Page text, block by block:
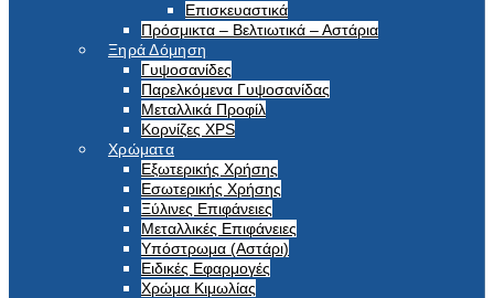
Επισκευαστικά
Πρόσμικτα – Βελτιωτικά – Αστάρια
Ξηρά Δόμηση
Γυψοσανίδες
Παρελκόμενα Γυψοσανίδας
Μεταλλικά Προφίλ
Κορνίζες XPS
Χρώματα
Εξωτερικής Χρήσης
Εσωτερικής Χρήσης
Ξύλινες Επιφάνειες
Μεταλλικές Επιφάνειες
Υπόστρωμα (Αστάρι)
Ειδικές Εφαρμογές
Χρώμα Κιμωλίας